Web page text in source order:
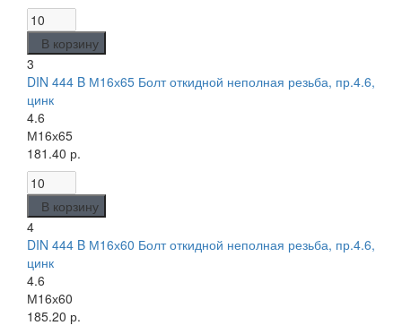
В корзину
3
DIN 444 B М16х65 Болт откидной неполная резьба, пр.4.6,
цинк
4.6
М16х65
181.40 р.
В корзину
4
DIN 444 B М16х60 Болт откидной неполная резьба, пр.4.6,
цинк
4.6
М16х60
185.20 р.